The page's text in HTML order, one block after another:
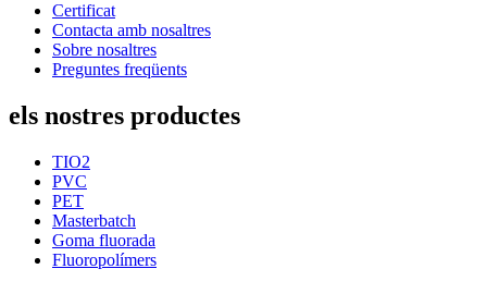
Certificat
Contacta amb nosaltres
Sobre nosaltres
Preguntes freqüents
els nostres productes
TIO2
PVC
PET
Masterbatch
Goma fluorada
Fluoropolímers